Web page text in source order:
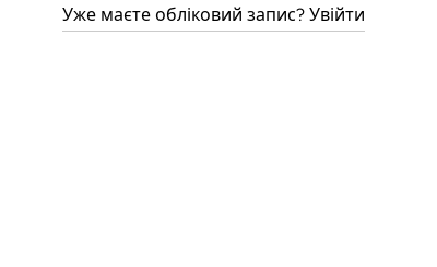
Уже маєте обліковий запис? Увійти